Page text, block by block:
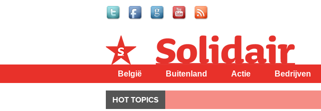
Solidair
België Buitenland Actie Bedrijven
HOT TOPICS